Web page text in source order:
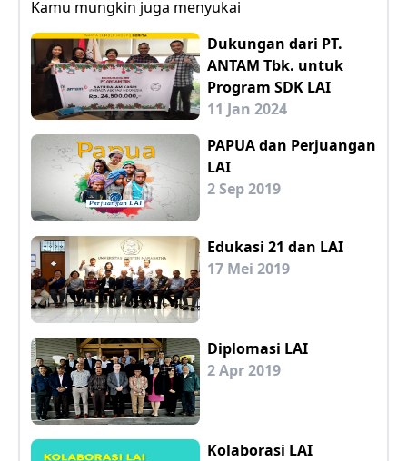
Kamu mungkin juga menyukai
Dukungan dari PT.
ANTAM Tbk. untuk
Program SDK LAI
11 Jan 2024
PAPUA dan Perjuangan
LAI
2 Sep 2019
Edukasi 21 dan LAI
17 Mei 2019
Diplomasi LAI
2 Apr 2019
Kolaborasi LAI